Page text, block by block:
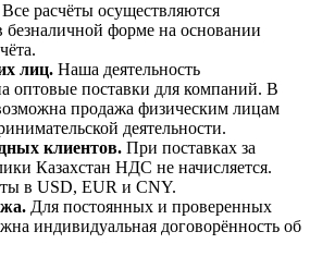
Все расчёты осуществляются
безналичной форме на основании
лиц. Наша деятельность
оптовые поставки для компаний. В
продажа физическим лицам
деятельности.
клиентов. При поставках за
Казахстан НДС не начисляется.
в USD, EUR и CNY.
Для постоянных и проверенных
индивидуальная договорённость об